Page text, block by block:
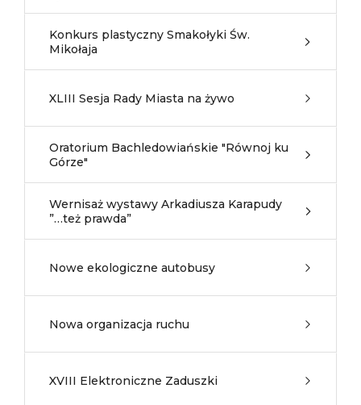
Konkurs plastyczny Smakołyki Św.
Mikołaja
XLIII Sesja Rady Miasta na żywo
Oratorium Bachledowiańskie "Równoj ku
Górze"
Wernisaż wystawy Arkadiusza Karapudy
”…też prawda”
Nowe ekologiczne autobusy
Nowa organizacja ruchu
XVIII Elektroniczne Zaduszki